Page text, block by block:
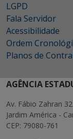
LGPD
Fala Servidor
Acessibilidade
Ordem
Planos de
AGÊNCIA
Av. Fábio Zahran
Jardim América -
CEP: 79080-761